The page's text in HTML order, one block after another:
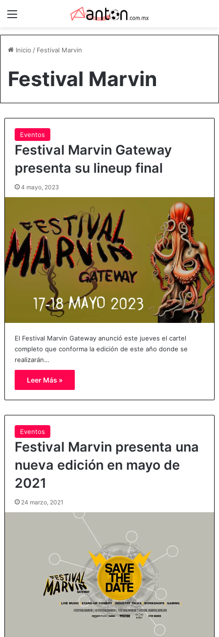
Inicio / Festival Marvin
Festival Marvin
Eventos
Festival Marvin Gateway
presenta su lineup final
4 mayo, 2023
El Festival Marvin Gateway anunció este jueves el cartel
completo que conforma la edición de este año donde se
realizarán…
Leer Más »
Eventos
Festival Marvin presenta una
nueva edición en mayo de
2021
24 marzo, 2021